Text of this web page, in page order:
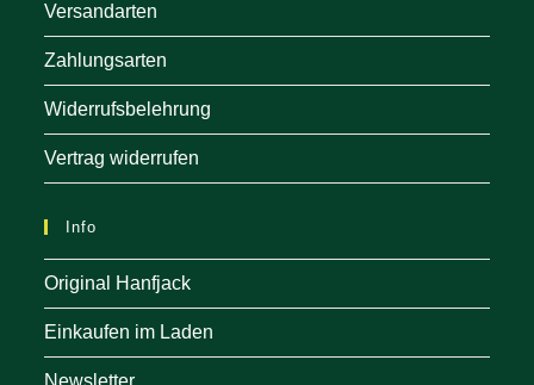
Versandarten
Zahlungsarten
Widerrufsbelehrung
Vertrag widerrufen
Info
Original Hanfjack
Einkaufen im Laden
Newsletter